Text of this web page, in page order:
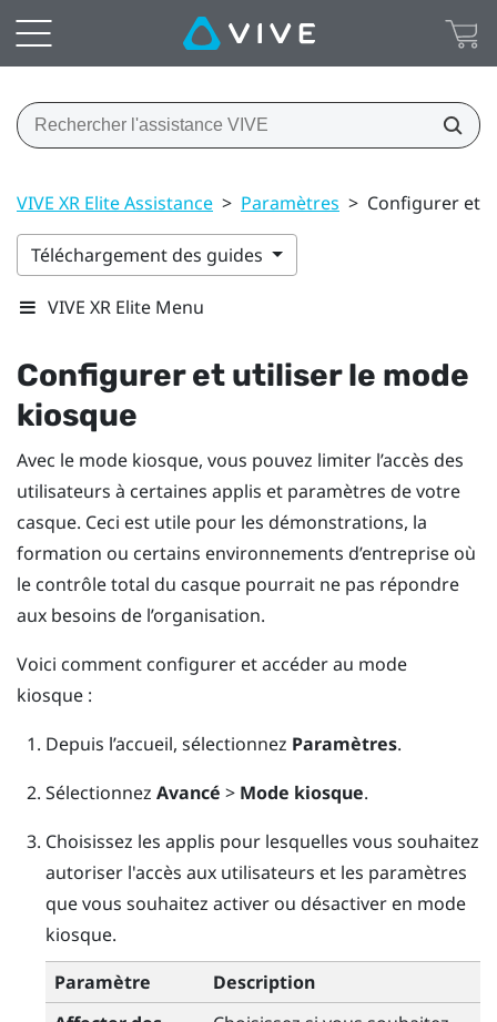
VIVE XR Elite Assistance > Paramètres > Configurer et
Téléchargement des guides
VIVE XR Elite Menu
Configurer et utiliser le mode
kiosque
Avec le mode kiosque, vous pouvez limiter l’accès des
utilisateurs à certaines applis et paramètres de votre
casque. Ceci est utile pour les démonstrations, la
formation ou certains environnements d’entreprise où
le contrôle total du casque pourrait ne pas répondre
aux besoins de l’organisation.
Voici comment configurer et accéder au mode
kiosque :
Depuis l’accueil, sélectionnez Paramètres.
Sélectionnez Avancé > Mode kiosque.
Choisissez les applis pour lesquelles vous souhaitez
autoriser l'accès aux utilisateurs et les paramètres
que vous souhaitez activer ou désactiver en mode
kiosque.
Paramètre
Description